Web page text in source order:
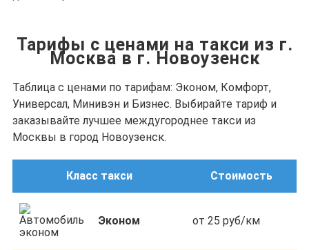
Тарифы с ценами на такси из г.
Москва в г. Новоузенск
Таблица с ценами по тарифам: Эконом, Комфорт,
Универсал, Минивэн и Бизнес. Выбирайте тариф и
заказывайте лучшее междугороднее такси из
Москвы в город Новоузенск.
Класс такси Стоимость
Эконом от 25 руб/км